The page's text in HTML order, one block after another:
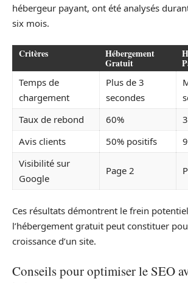
hébergeur payant, ont été analysés
six mois.
Critères Hébergement
Gratuit
Temps de
chargement
Plus de 3
secondes
Taux de rebond
60%
Avis clients
50% positifs
Visibilité sur
Google
Page 2
Ces résultats démontrent le frein
l’hébergement gratuit peut constituer
croissance d’un site.
Conseils pour optimiser le SEO